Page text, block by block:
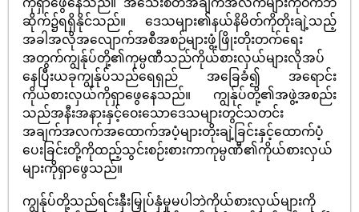
ဆိုက်၌ရရှိနိုင်သည်။ ဒေသများ၏နယ်နိမိတ်ကိုတိုးချဲ့သည့်
အခါအလိုအလျောက်အစီအစဉ်များဖွံ့ဖြိုးတိုးတက်ရေး
အတွက်ကျွန်ုပ်တို့၏ကုမ္ပဏီသည်ကိုယ်စားလှယ်များလိုအပ်
နေပြီးယခုကျွန်ုပ်သည်ရေရှည် အခြေခံ၍ အရောင်း
ကိုယ်စားလှယ်ကိုရှာဖွေနေသည်။ ကျွန်ုပ်တို့၏အဖွဲ့အစည်း
သည်အနီးအနားနှင့်ဝေးသောဒေသများတွင်သတင်း
အချက်အလက်အထောက်အပံ့များတိုးချဲ့ခြင်းနှင့်ထောက်ပံ့
ပေးခြင်းတို့ကိုထည့်သွင်းစဉ်းစားကာကုမ္ပဏီ၏ကိုယ်စားလှယ်
များကိုရှာဖွေသည်။
ကျွန်ုပ်တို့သည်ရင်းနှီးမြှုပ်နှံမှုမပါဘဲကိုယ်စားလှယ်များကို